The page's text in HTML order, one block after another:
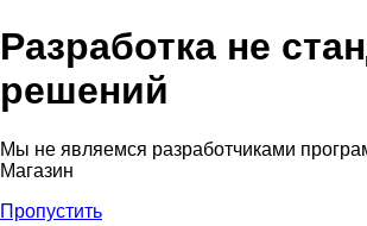
Разработка не
решений
Мы не являемся разработчиками
Магазин
Пропустить